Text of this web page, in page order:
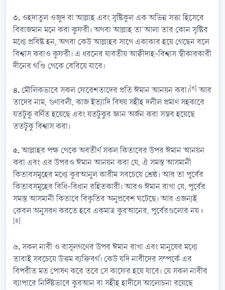
৩.ওহদাতুল ওজুদ বা আল্লাহ এবং সৃষ্টিকুল এক অভিন্ন সত্তা হিসেবে
বিরাজমান মনে করা কুফরী। অথবা আল্লাহ তা'আলা তার কোন সৃষ্টির
মধ্যে প্রবিষ্ট হন, অথবা কেউ আল্লাহর সাথে একাকার হয়ে গেছেন বলে
বিশ্বাস করাও কুফরী। এ ধরনের যাবতীয় আক্বীদাহ-বিশ্বাস স্বীকারকারী
দীনের গণ্ডি থেকে বেরিয়ে যাবে।
৪. মৌলিকভাবে সকল ফেরেশতাদের প্রতি ঈমান আনয়ন করা।[৩] আর
তাদের নাম, গুণাবলী, কাজ ইত্যাদি বিষয় সহীহ দলীল প্রমাণ সহকারে
যতটুকু বর্ণিত হয়েছে এবং যতটুকুর জ্ঞান অর্জন করা সম্ভব হয়েছে
ততটুকু বিশ্বাস করা।
৫.আল্লাহর পক্ষ থেকে অবতীর্ণ সকল কিতাবের উপর ঈমান আনয়ন
করা এবং এর উপরও ঈমান আনয়ন করা যে, ঐ সমস্ত আসমানী
কিতাবসমূহের মধ্যে কুরআনুল কারীম সবচেয়ে শ্রেষ্ঠ। আর তা পূর্বের
কিতাবসমূহের বিধি-বিধান রহিতকারী। আরও ঈমান রাখা যে, পূর্বের
সমস্ত আসমানী কিতাবে বিকৃতির অনুপ্রবেশ ঘটেছে। আর এজন্যই
কেবল অনুসরণ করতে হবে একমাত্র কুরআনের, পূর্বেরগুলোর নয় ৷
[৪]
৬.সকল নাবী ও রাসূলগণের উপর ঈমান রাখা এবং মানুষের মধ্যে
তারাই সবচেয়ে উত্তম ব্যক্তিবর্গ। কেউ যদি নাবীদের সম্পর্কে এর
বিপরীত মত পোষণ করে তবে সে কাফের হয়ে যাবে। যে সকল নাবীর
ব্যাপারে নির্দিষ্টভাবে কুরআন বা সহীহ হাদীসে আলোচনা রয়েছে